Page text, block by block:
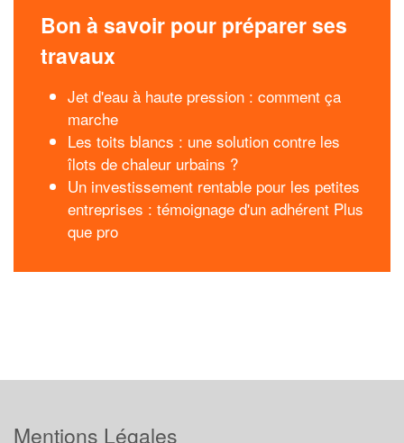
Bon à savoir pour préparer ses
travaux
Jet d'eau à haute pression : comment ça
marche
Les toits blancs : une solution contre les
îlots de chaleur urbains ?
Un investissement rentable pour les petites
entreprises : témoignage d'un adhérent Plus
que pro
Mentions Légales